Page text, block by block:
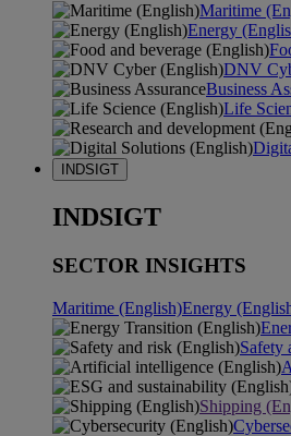
Maritime
Energy
DNV
Business
Life
INDSIGT
INDSIGT
SECTOR INSIGHTS
Maritime (English)Energy
Safety
Shipping